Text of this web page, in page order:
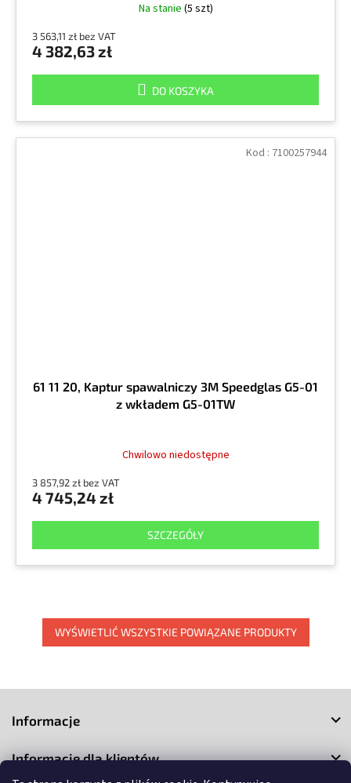
Na stanie (5 szt)
3 563,11 zł bez VAT
4 382,63 zł
DO KOSZYKA
61 11 20, Kaptur spawalniczy 3M Speedglas G5-01
z wkładem G5-01TW
Chwilowo niedostępne
3 857,92 zł bez VAT
4 745,24 zł
SZCZEGÓŁY
Kod : 7100257944
WYŚWIETLIĆ WSZYSTKIE POWIĄZANE PRODUKTY
k
Informacje
Informacje dla klientów